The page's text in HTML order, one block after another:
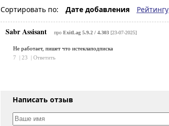
Сортировать по: Дате добавления Рейтингу
Sabr Assisant про ExitLag 5.9.2 / 4.303[23-07-2025]
Не работает, пишет что истеклаподписка
7
| 23 | Ответить
Написать отзыв